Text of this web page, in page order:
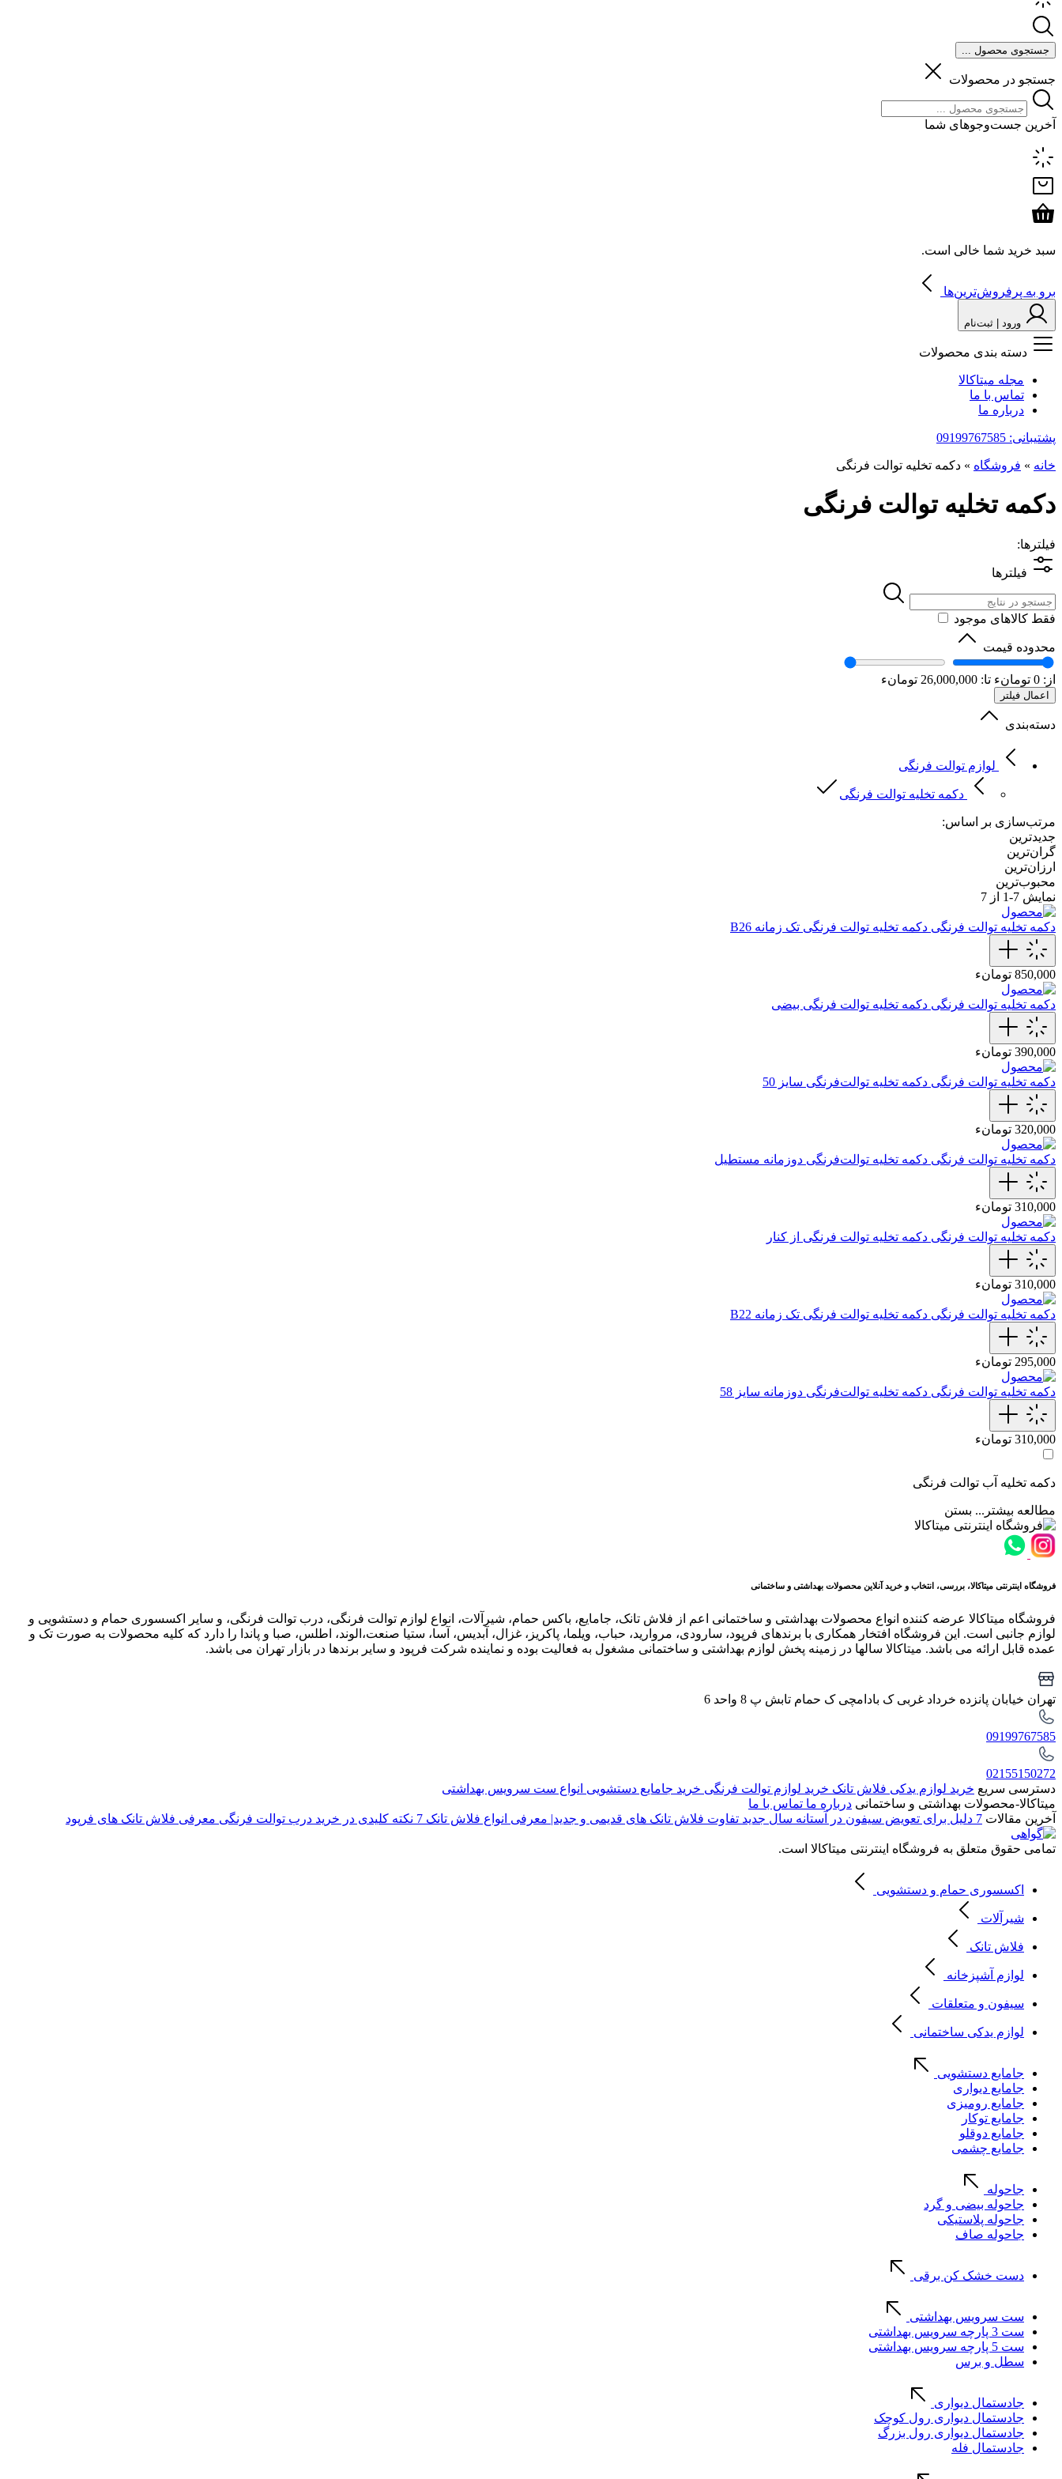
جستجوی محصول ...
جستجو در محصولات
آخرین جست‌وجوهای شما
سبد خرید شما خالی است.
برو به پرفروش‌ترین‌ها
ورود | ثبت‌نام
دسته بندی محصولات
مجله میتاکالا
تماس با ما
درباره ما
پشتیبانی: 09199767585
خانه » فروشگاه » دکمه تخلیه توالت فرنگی
دکمه تخلیه توالت فرنگی
فیلترها:
فیلترها
فقط کالاهای موجود
محدوده قیمت
از: 0 تومانء تا: 26,000,000 تومانء
اعمال فیلتر
دسته‌بندی
لوازم توالت فرنگی
دکمه تخلیه توالت فرنگی
مرتب‌سازی بر اساس:
جدیدترین
گران‌ترین
ارزان‌ترین
محبوب‌ترین
نمایش 7-1 از 7
دکمه تخلیه توالت فرنگی دکمه تخلیه توالت‌ فرنگی تک زمانه B26
850,000 تومانء
دکمه تخلیه توالت فرنگی دکمه تخلیه توالت‌ فرنگی بیضی
390,000 تومانء
دکمه تخلیه توالت فرنگی دکمه تخلیه توالت‌فرنگی سایز 50
320,000 تومانء
دکمه تخلیه توالت فرنگی دکمه تخلیه توالت‌فرنگی دوزمانه مستطیل
310,000 تومانء
دکمه تخلیه توالت فرنگی دکمه تخلیه توالت فرنگی از کنار
310,000 تومانء
دکمه تخلیه توالت فرنگی دکمه تخلیه توالت‌ فرنگی تک زمانه B22
295,000 تومانء
دکمه تخلیه توالت فرنگی دکمه تخلیه توالت‌فرنگی دوزمانه سایز 58
310,000 تومانء
دکمه تخلیه آب توالت فرنگی
مطالعه بیشتر... بستن
فروشگاه اینترنتی میتاکالا، بررسی، انتخاب و خرید آنلاین محصولات بهداشتی و ساختمانی
فروشگاه میتاکالا عرضه کننده انواع محصولات بهداشتی و ساختمانی اعم از فلاش تانک، جامایع، باکس حمام، شیرآلات، انواع لوازم توالت فرنگی، درب توالت فرنگی، و سایر اکسسوری حمام و دستشویی و
لوازم جانبی است. این فروشگاه افتخار همکاری با برندهای فرپود، سارودی، مروارید، حباب، ویلما، پاکریز، غزال، آبدیس، آسا، ستیا صنعت،الوند، اطلس، صبا و پاندا را دارد که کلیه محصولات به صورت تک و
عمده قابل ارائه می باشد. میتاکالا سالها در زمینه پخش لوازم بهداشتی و ساختمانی مشغول به فعالیت بوده و نماینده شرکت فرپود و سایر برندها در بازار تهران می باشد.
تهران خیابان پانزده خرداد غربی ک بادامچی ک حمام تابش پ 8 واحد 6
09199767585
02155150272
دسترسی سریع خرید لوازم یدکی فلاش تانک خرید لوازم توالت فرنگی خرید جامایع دستشویی انواع ست سرویس بهداشتی
میتاکالا-محصولات بهداشتی و ساختمانی درباره ما تماس با ما
آخرین مقالات 7 دلیل برای تعویض سیفون در آستانه سال جدید تفاوت فلاش تانک های قدیمی و جدید| معرفی انواع فلاش تانک 7 نکته کلیدی در خرید درب توالت فرنگی معرفی فلاش تانک های فرپود
تمامی حقوق متعلق به فروشگاه اینترنتی میتاکالا است.
اکسسوری حمام و دستشویی
شیرآلات
فلاش تانک
لوازم آشپزخانه
سیفون و متعلقات
لوازم یدکی ساختمانی
جامایع دستشویی
جامایع دیواری
جامایع رومیزی
جامایع توکار
جامایع دوقلو
جامایع چشمی
جاحوله
جاحوله بیضی و گرد
جاحوله پلاستیکی
جاحوله صاف
دست خشک کن برقی
ست سرویس بهداشتی
ست 3 پارچه سرویس بهداشتی
ست 5 پارچه سرویس بهداشتی
سطل و برس
جادستمال دیواری
جادستمال دیواری رول کوچک
جادستمال دیواری رول بزرگ
جادستمال فله